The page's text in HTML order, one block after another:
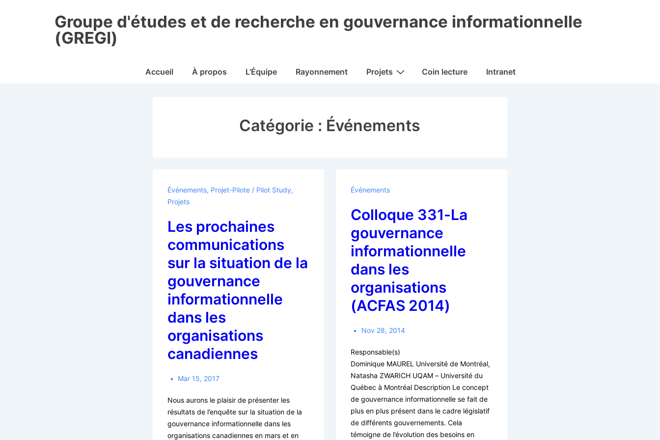
Groupe d'études et de recherche en gouvernance informationnelle
(GREGI)
Navigation
Accueil À propos L’Équipe Rayonnement Projets Coin lecture Intranet
Catégorie : Événements
Événements, Projet-Pilote / Pilot Study,
Projets
Les prochaines
communications
sur la situation de la
gouvernance
informationnelle
dans les
organisations
canadiennes
Mar 15, 2017
Nous aurons le plaisir de présenter les
résultats de l’enquête sur la situation de la
gouvernance informationnelle dans les
organisations canadiennes en mars et en
Événements
Colloque 331-La
gouvernance
informationnelle
dans les
organisations
(ACFAS 2014)
Nov 28, 2014
Responsable(s)
Dominique MAUREL Université de Montréal,
Natasha ZWARICH UQAM – Université du
Québec à Montréal Description Le concept
de gouvernance informationnelle se fait de
plus en plus présent dans le cadre législatif
de différents gouvernements. Cela
témoigne de l’évolution des besoins en